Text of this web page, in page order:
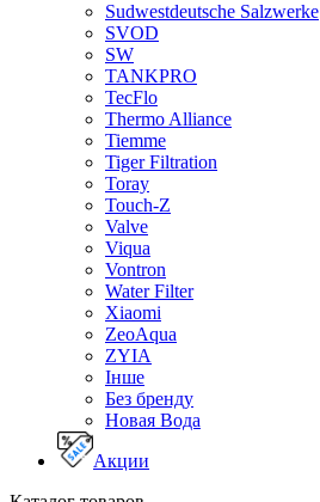
Sudwestdeutsche Salzwerke
SVOD
SW
TANKPRO
TecFlo
Thermo Alliance
Tiemme
Tiger Filtration
Toray
Touch-Z
Valve
Viqua
Vontron
Water Filter
Xiaomi
ZeoAqua
ZYIA
Інше
Без бренду
Новая Вода
Акции